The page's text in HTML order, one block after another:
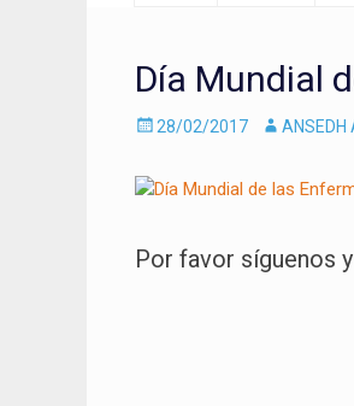
Día Mundial
Enviado
28/02/2017 Autor
Por favor síguenos